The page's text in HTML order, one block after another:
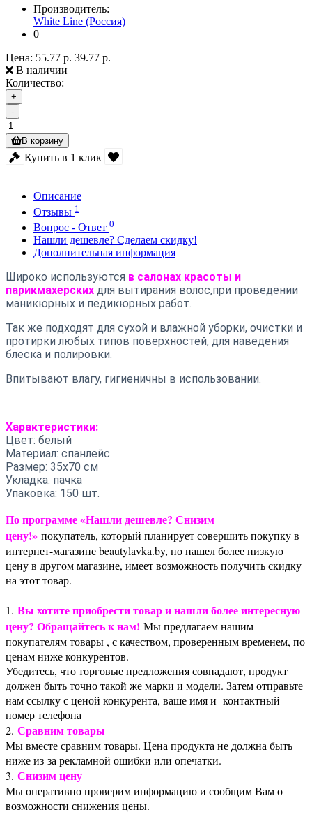
Производитель:
White Line (Россия)
0
Цена: 55.77 р. 39.77 р.
В наличии
Количество:
+
-
В корзину
Купить в 1 клик
Описание
Отзывы 1
Вопрос - Ответ 0
Нашли дешевле? Сделаем скидку!
Дополнительная информация
Широко используются в салонах красоты и
парикмахерских для вытирания волос,при проведении
маникюрных и педикюрных работ.
Так же подходят для сухой и влажной уборки, очистки и
протирки любых типов поверхностей, для наведения
блеска и полировки.
Впитывают влагу, гигиеничны в использовании.
Характеристики:
Цвет: белый
Материал: спанлейс
Размер: 35х70 см
Укладка: пачка
Упаковка: 150 шт.
По программе «Нашли дешевле? Снизим
цену!» покупатель, который планирует совершить покупку в
интернет-магазине beautylavka.by, но нашел более низкую
цену в другом магазине, имеет возможность получить скидку
на этот товар.
1. Вы хотите приобрести товар и нашли более интересную
цену? Обращайтесь к нам! Мы предлагаем нашим
покупателям товары , с качеством, проверенным временем, по
ценам ниже конкурентов.
Убедитесь, что торговые предложения совпадают, продукт
должен быть точно такой же марки и модели. Затем отправьте
нам ссылку с ценой конкурента, ваше имя и контактный
номер телефона
2. Сравним товары
Мы вместе сравним товары. Цена продукта не должна быть
ниже из-за рекламной ошибки или опечатки.
3. Снизим цену
Мы оперативно проверим информацию и сообщим Вам о
возможности снижения цены.